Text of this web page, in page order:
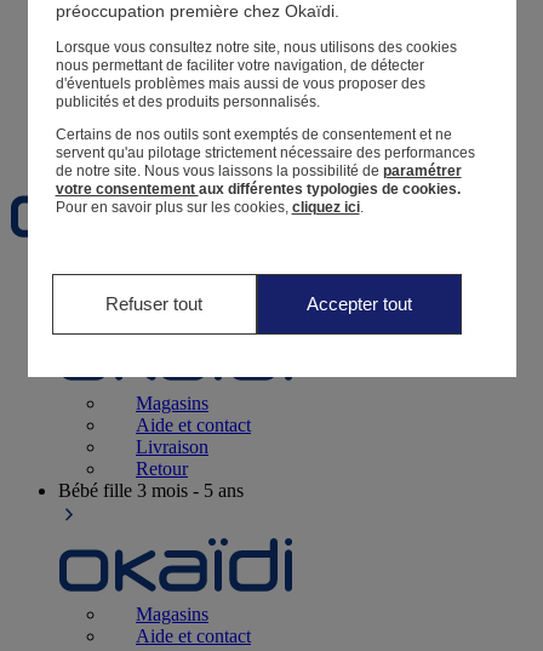
Mes informations
Suivre une commande
Panier
Favoris
Naissance0-12 mois
Magasins
Aide et contact
Livraison
Retour
Bébé fille 3 mois - 5 ans
Magasins
Aide et contact
préoccupation première chez Okaïdi.
Lorsque vous consultez notre site, nous utilisons des cookies
nous permettant de faciliter votre navigation, de détecter
d'éventuels problèmes mais aussi de vous proposer des
publicités et des produits personnalisés.
Certains de nos outils sont exemptés de consentement et ne
servent qu'au pilotage strictement nécessaire des performances
de notre site. Nous vous laissons la possibilité de paramétrer
votre consentement aux différentes typologies de cookies.
Pour en savoir plus sur les cookies, cliquez ici.
Refuser tout Accepter tout